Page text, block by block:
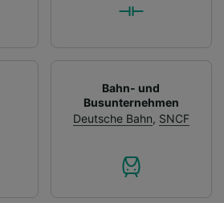
Bahn- und
Busunternehmen
Deutsche Bahn, SNCF